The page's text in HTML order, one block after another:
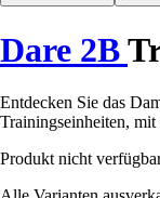
Dare 2B
Entdecken Sie das
Trainingseinheiten,
Produkt nicht